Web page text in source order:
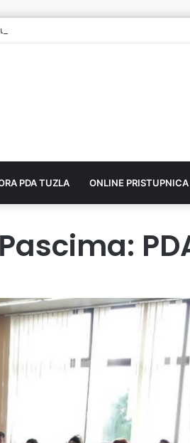
mandat vijećnika u Gradskom vijeću
PDA TUZLA ONLINE PRISTUPNICA